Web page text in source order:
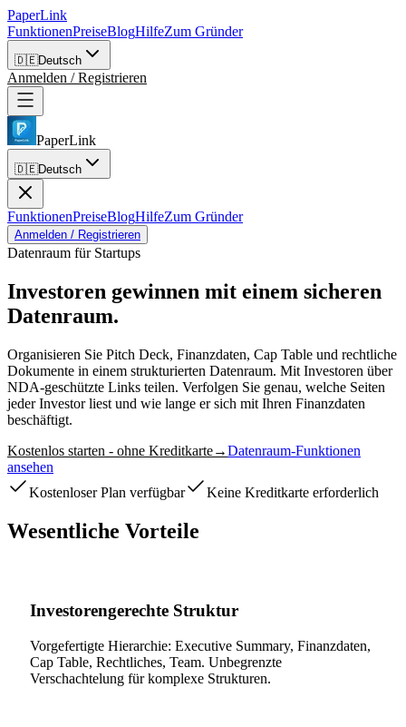
PaperLink
FunktionenPreiseBlogHilfeZum Gründer
🇩🇪Deutsch
Anmelden / Registrieren
PaperLink
🇩🇪Deutsch
FunktionenPreiseBlogHilfeZum Gründer
Anmelden / Registrieren
Datenraum für Startups
Investoren gewinnen mit einem sicheren
Datenraum.
Organisieren Sie Pitch Deck, Finanzdaten, Cap Table und rechtliche
Dokumente in einem strukturierten Datenraum. Mit Investoren über
NDA-geschützte Links teilen. Verfolgen Sie genau, welche Seiten
jeder Investor liest und wie lange er sich mit Ihren Finanzdaten
beschäftigt.
Kostenlos starten - ohne Kreditkarte→Datenraum-Funktionen
ansehen
Kostenloser Plan verfügbar
Keine Kreditkarte erforderlich
Wesentliche Vorteile
Investorengerechte Struktur
Vorgefertigte Hierarchie: Executive Summary, Finanzdaten,
Cap Table, Rechtliches, Team. Unbegrenzte
Verschachtelung für komplexe Strukturen.